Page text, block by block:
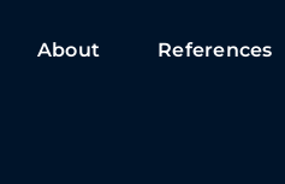
About References